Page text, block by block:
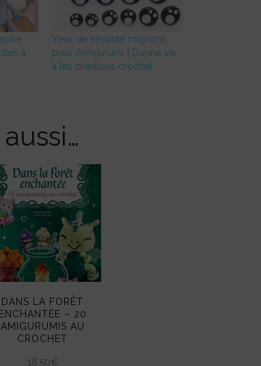
:
à
Yeux de sécurité mignons
pour Amigurumi | Donne vie
à tes créations crochet
DANS LA FORÊT
ENCHANTÉE – 20
AMIGURUMIS AU
CROCHET
18,50€